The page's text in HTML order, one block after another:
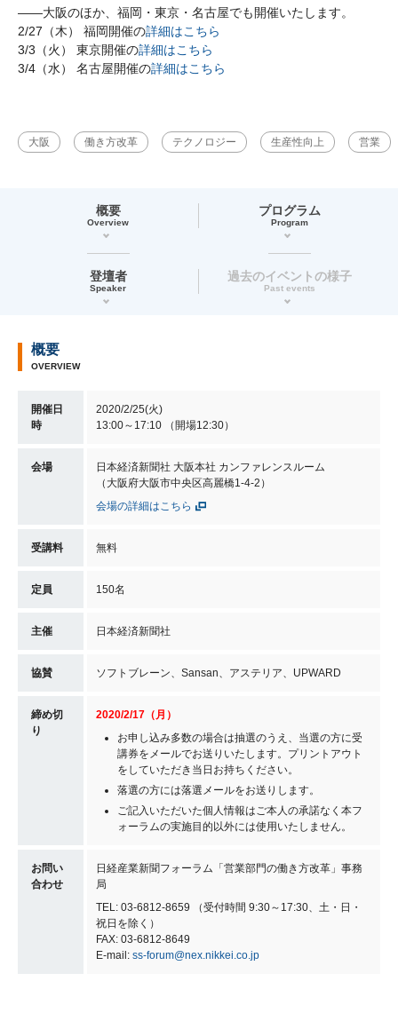
――大阪のほか、福岡・東京・名古屋でも開催いたします。
2/27（木） 福岡開催の詳細はこちら
3/3（火） 東京開催の詳細はこちら
3/4（水） 名古屋開催の詳細はこちら
大阪 働き方改革 テクノロジー 生産性向上 営業
概要
Overview
プログラム
Program
登壇者
Speaker
過去のイベントの様子
Past events
概要
OVERVIEW
開催日
時
2020/2/25(火)
13:00～17:10 （開場12:30）
会場
日本経済新聞社 大阪本社 カンファレンスルーム
（大阪府大阪市中央区高麗橋1-4-2）
会場の詳細はこちら
受講料 無料
定員 150名
主催 日本経済新聞社
協賛 ソフトブレーン、Sansan、アステリア、UPWARD
締め切
り
2020/2/17（月）
お申し込み多数の場合は抽選のうえ、当選の方に受
講券をメールでお送りいたします。プリントアウト
をしていただき当日お持ちください。
落選の方には落選メールをお送りします。
ご記入いただいた個人情報はご本人の承諾なく本フ
ォーラムの実施目的以外には使用いたしません。
お問い
合わせ
日経産業新聞フォーラム「営業部門の働き方改革」事務
局
TEL: 03-6812-8659 （受付時間 9:30～17:30、土・日・
祝日を除く）
FAX: 03-6812-8649
E-mail: ss-forum@nex.nikkei.co.jp